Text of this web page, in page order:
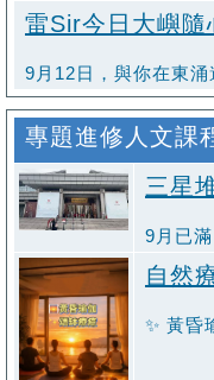
雷Sir今日大嶼隨
9月12日，與你在東
專題進修人文課
三星
9月已
自然
✨ 黃昏